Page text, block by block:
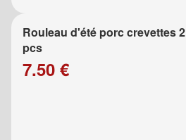
Rouleau d'été porc crevettes 2
pcs
7.50 €